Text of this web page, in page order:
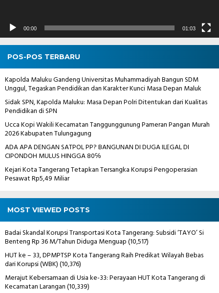
00:00 01:03
POS-POS TERBARU
Kapolda Maluku Gandeng Universitas Muhammadiyah Bangun SDM
Unggul, Tegaskan Pendidikan dan Karakter Kunci Masa Depan Maluk
Sidak SPN, Kapolda Maluku: Masa Depan Polri Ditentukan dari Kualitas
Pendidikan di SPN
Ucca Kopi Wakili Kecamatan Tanggunggunung Pameran Pangan Murah
2026 Kabupaten Tulungagung
ADA APA DENGAN SATPOL PP? BANGUNAN DI DUGA ILEGAL DI
CIPONDOH MULUS HINGGA 80℅
Kejari Kota Tangerang Tetapkan Tersangka Korupsi Pengoperasian
Pesawat Rp5,49 Miliar
MOST VIEWED POSTS
Badai Skandal Korupsi Transportasi Kota Tangerang: Subsidi ‘TAYO’ Si
Benteng Rp 36 M/Tahun Diduga Menguap(10,517)
HUT ke – 33, DPMPTSP Kota Tangerang Raih Predikat Wilayah Bebas
dari Korupsi (WBK)(10,376)
Merajut Kebersamaan di Usia ke-33: Perayaan HUT Kota Tangerang di
Kecamatan Larangan(10,339)